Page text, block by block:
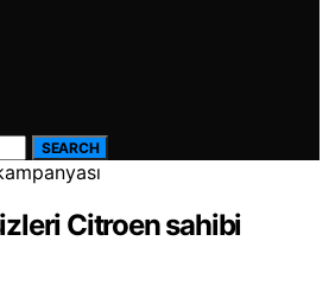
SEARCH
Citroen sahibi